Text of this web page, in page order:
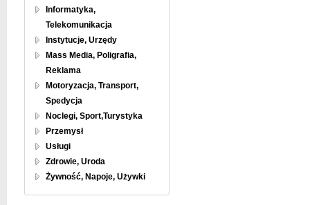
Informatyka,
Telekomunikacja
Instytucje, Urzędy
Mass Media, Poligrafia,
Reklama
Motoryzacja, Transport,
Spedycja
Noclegi, Sport,Turystyka
Przemysł
Usługi
Zdrowie, Uroda
Żywność, Napoje, Używki